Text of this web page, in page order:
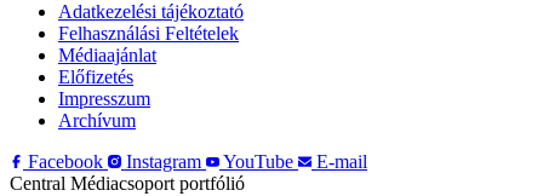
Adatkezelési tájékoztató
Felhasználási Feltételek
Médiaajánlat
Előfizetés
Impresszum
Archívum
Facebook
Instagram YouTube
E-mail
Central Médiacsoport portfólió